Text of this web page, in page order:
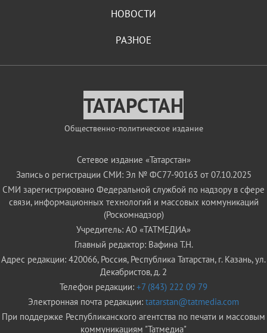
НОВОСТИ
РАЗНОЕ
ТАТАРСТАН
Общественно-политическое издание
Сетевое издание «Татарстан»
Запись о регистрации СМИ: Эл № ФС77-90163 от 07.10.2025
СМИ зарегистрировано Федеральной службой по надзору в сфере
связи, информационных технологий и массовых коммуникаций
(Роскомнадзор)
Учредитель: АО «ТАТМЕДИА»
Главный редактор: Вафина Т.Н.
Адрес редакции: 420066, Россия, Республика Татарстан, г. Казань, ул.
Декабристов, д. 2
Телефон редакции: +7 (843) 222 09 79
Электронная почта редакции: tatarstan@tatmedia.com
При поддержке Республиканского агентства по печати и массовым
коммуникациям "Татмедиа"